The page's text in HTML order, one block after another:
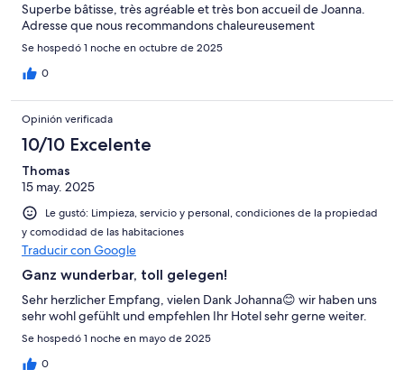
Superbe bâtisse, très agréable et très bon accueil de Joanna.
Adresse que nous recommandons chaleureusement
Se hospedó 1 noche en octubre de 2025
0
Opinión verificada
10/10 Excelente
Thomas
15 may. 2025
Le gustó: Limpieza, servicio y personal, condiciones de la propiedad
y comodidad de las habitaciones
Traducir con Google
Ganz wunderbar, toll gelegen!
Sehr herzlicher Empfang, vielen Dank Johanna😊 wir haben uns
sehr wohl gefühlt und empfehlen Ihr Hotel sehr gerne weiter.
Se hospedó 1 noche en mayo de 2025
0